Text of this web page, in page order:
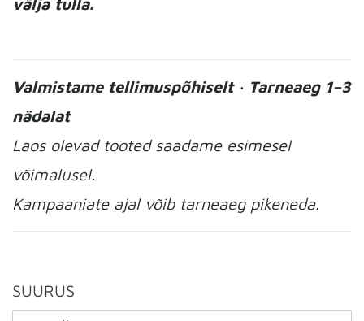
Valmistame tellimuspõhiselt · Tarneaeg 1–3
nädalat
Laos olevad tooted saadame esimesel
võimalusel.
Kampaaniate ajal võib tarneaeg pikeneda.
SUURUS